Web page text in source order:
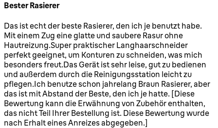
Bester Rasierer
5 Sterne von maximal 5
Das ist echt der beste Rasierer, den ich je benutzt habe.
Mit einem Zug eine glatte und saubere Rasur ohne
Hautreizung.Super praktischer Langhaarschneider
perfekt geeignet, um Konturen zu schneiden, was mich
besonders freut.Das Gerät ist sehr leise, gut zu bedienen
und außerdem durch die Reinigungsstation leicht zu
pflegen.Ich benutze schon jahrelang Braun Rasierer, aber
das ist mit Abstand der Beste, den ich je hatte. [Diese
Bewertung kann die Erwähnung von Zubehör enthalten,
das nicht Teil Ihrer Bestellung ist. Diese Bewertung wurde
nach Erhalt eines Anreizes abgegeben.]